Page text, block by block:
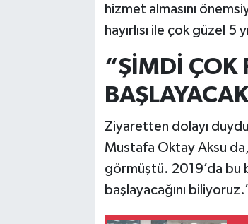
hizmet almasını
hayırlısı ile çok güzel 5
“ŞİMDİ ÇOK
Ziyaretten dolayı
Mustafa Oktay Aksu
görmüştü. 2019’da bu
başlayacağını